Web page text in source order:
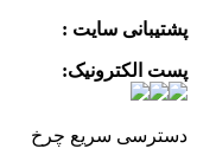
پشتیبانی سایت :
پست الکترونیک:
دسترسی سریع چرخ